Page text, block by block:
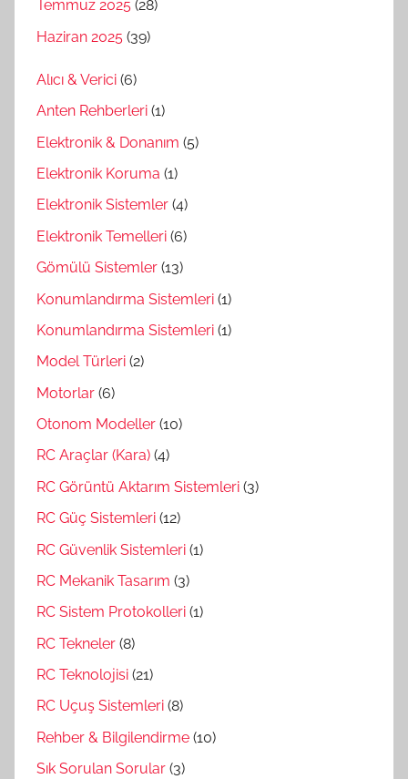
Temmuz 2025 (28)
Haziran 2025 (39)
Alıcı & Verici (6)
Anten Rehberleri (1)
Elektronik & Donanım (5)
Elektronik Koruma (1)
Elektronik Sistemler (4)
Elektronik Temelleri (6)
Gömülü Sistemler (13)
Konumlandırma Sistemleri (1)
Konumlandırma Sistemleri (1)
Model Türleri (2)
Motorlar (6)
Otonom Modeller (10)
RC Araçlar (Kara) (4)
RC Görüntü Aktarım Sistemleri (3)
RC Güç Sistemleri (12)
RC Güvenlik Sistemleri (1)
RC Mekanik Tasarım (3)
RC Sistem Protokolleri (1)
RC Tekneler (8)
RC Teknolojisi (21)
RC Uçuş Sistemleri (8)
Rehber & Bilgilendirme (10)
Sık Sorulan Sorular (3)